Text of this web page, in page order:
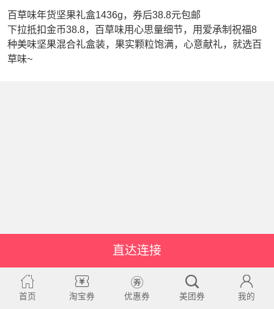
百草味年货坚果礼盒1436g，券后38.8元包邮
下拉抵扣金币38.8，百草味用心思量细节，用爱承制祝福8
种美味坚果混合礼盒装，果实颗粒饱满，心意献礼，就选百
草味~
直达连接
首页 淘宝券 优惠券 美团券 我的